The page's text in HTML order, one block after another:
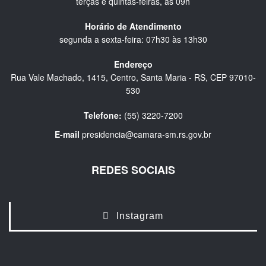
Horário de Atendimento
segunda a sexta-feira: 07h30 às 13h30
Endereço
Rua Vale Machado, 1415, Centro, Santa Maria - RS, CEP 97010-
530
Telefone: (55) 3220-7200
E-mail presidencia@camara-sm.rs.gov.br
REDES SOCIAIS
Instagram